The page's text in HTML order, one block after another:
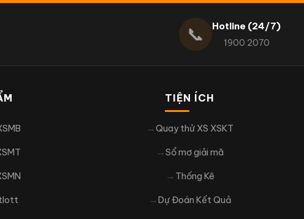
📞 Hotline (24/7)
1900 2070
TIỆN ÍCH
Quay thử XS XSKT
Sổ mơ giải mã
Thống Kê
Dự Đoán Kết Quả